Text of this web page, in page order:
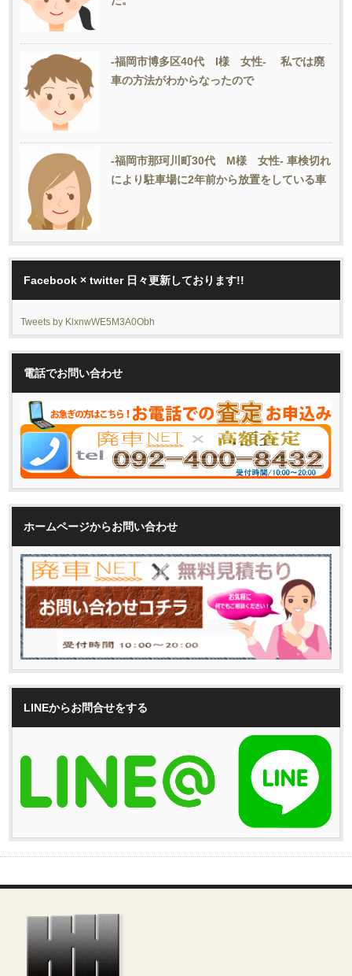
-福岡市博多区40代 I様 女性- 私では廃
車の方法がわからなったので
-福岡市那珂川町30代 M様 女性- 車検切れ
により駐車場に2年前から放置をしている車
Facebook × twitter 日々更新しております!!
Tweets by KlxnwWE5M3A0Obh
電話でお問い合わせ
ホームページからお問い合わせ
LINEからお問合せをする